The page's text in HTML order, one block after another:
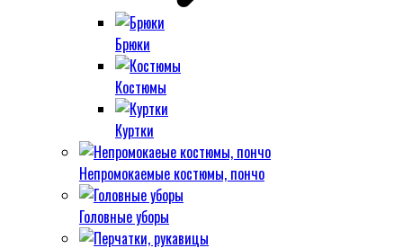
Брюки
Костюмы
Куртки
Непромокаемые костюмы, пончо
Головные уборы